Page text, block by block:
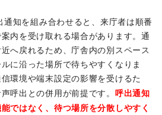
通知を組み合わせると、来庁者は順番
内を受け取れる場合があります。通
へ戻れるため、庁舎内の別スペース
に沿った場所で待ちやすくなりま
環境や端末設定の影響を受けるた
呼出との併用が前提です。 呼出通知
ではなく、待つ場所を分散しやすく